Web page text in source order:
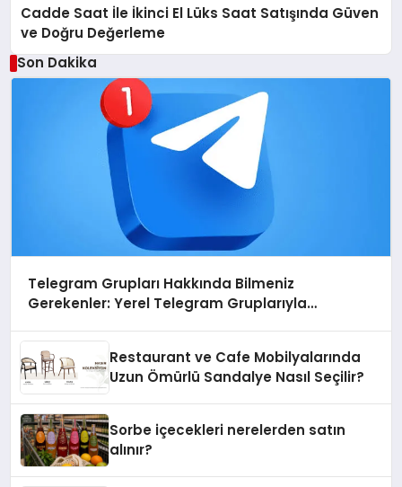
Cadde Saat İle İkinci El Lüks Saat Satışında Güven
ve Doğru Değerleme
Son Dakika
Telegram Grupları Hakkında Bilmeniz
Gerekenler: Yerel Telegram Gruplarıyla
Restaurant ve Cafe Mobilyalarında
Uzun Ömürlü Sandalye Nasıl Seçilir?
Sorbe içecekleri nerelerden satın
alınır?